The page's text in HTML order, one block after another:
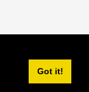
Got it!